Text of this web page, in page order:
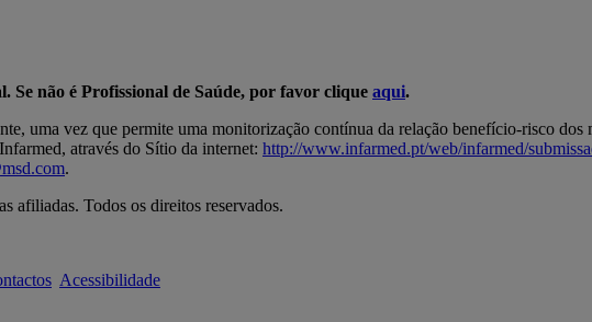
Se não é Profissional de Saúde, por favor clique aqui.
uma vez que permite uma monitorização contínua da relação benefício-risco dos
através do Sítio da internet: http://www.infarmed.pt/web/infarmed/
.
Todos os direitos reservados.
Acessibilidade